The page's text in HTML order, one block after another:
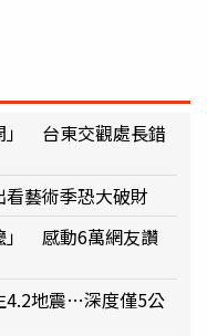
」 台東交觀處長錯
藝術季恐大破財
」 感動6萬網友讚
地震…深度僅5公